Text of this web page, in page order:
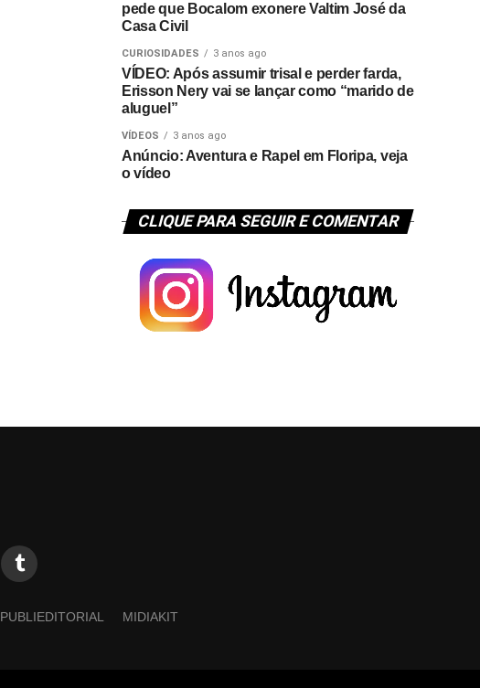
pede que Bocalom exonere Valtim José da
Casa Civil
CURIOSIDADES 3 anos ago
VÍDEO: Após assumir trisal e perder farda,
Erisson Nery vai se lançar como “marido de
aluguel”
VÍDEOS 3 anos ago
Anúncio: Aventura e Rapel em Floripa, veja
o vídeo
CLIQUE PARA SEGUIR E COMENTAR
PUBLIEDITORIAL MIDIAKIT